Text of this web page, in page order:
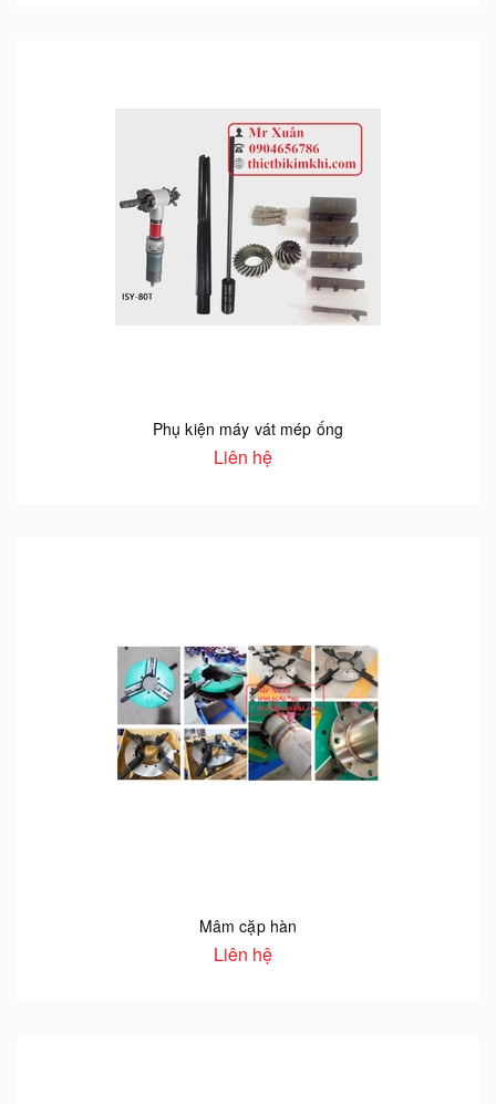
Phụ kiện máy vát mép ống
Liên hệ
Mâm cặp hàn
Liên hệ